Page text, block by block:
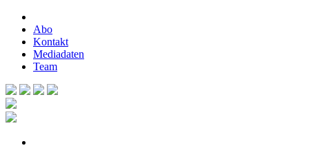
Abo
Kontakt
Mediadaten
Team